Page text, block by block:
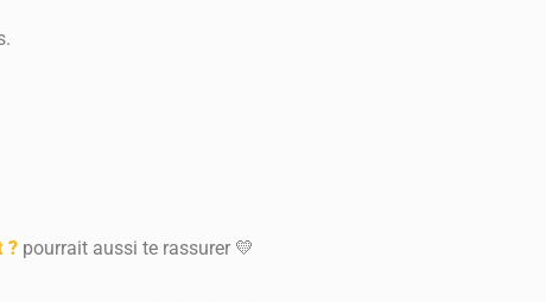
?pourrait aussi te rassurer 💛